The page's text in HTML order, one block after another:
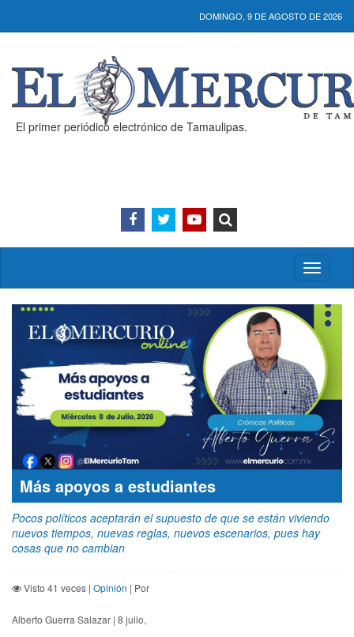
DOMINGO, 9 DE AGOSTO DE 2026
El primer periódico electrónico de Tamaulipas.
Activar/
menú
Más apoyos a estudiantes
Pocos políticos aceptarán el supuesto de que se están viviendo
nuevos tiempos, nuevas reglas, nuevos escenarios, pues hay
cosas que no cambian
Visto 41 veces | Opinión | Por
Alberto Guerra Salazar | 8 julio,